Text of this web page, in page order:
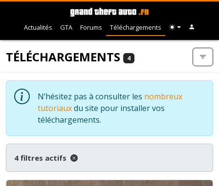
Actualités GTA Forums Téléchargements
TÉLÉCHARGEMENTS 4
N’hésitez pas à consulter les nombreux
tutoriauxdu site pour installer vos
téléchargements.
4 filtres actifs